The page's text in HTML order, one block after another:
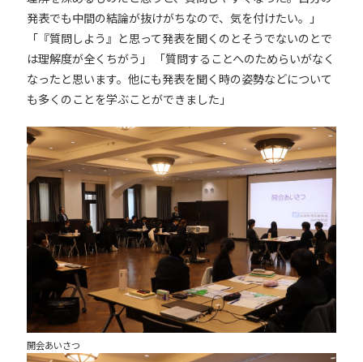
発表でも中間の結論が抜けがちなので、気を付けたい。」
「『質問しよう』と思って発表を聞くのとそうでないのとで
は理解度が全くちがう」
「質問することへのためらいがなく
なったと思います。他にも発表を聞く時の姿勢などについて
も多くのことを学ぶことができました」
開会あいさつ